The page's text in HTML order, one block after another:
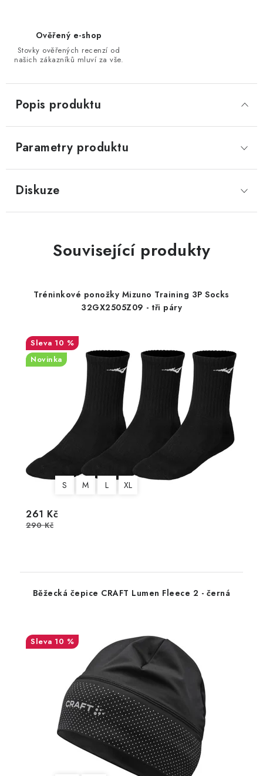
Ověřený e-shop
Stovky ověřených recenzí od
našich zákazníků mluví za vše.
Popis produktu
Parametry produktu
Diskuze
Související produkty
Tréninkové ponožky Mizuno Training 3P Socks
32GX2505Z09 - tři páry
10 %
Novinka
S M L XL
261 Kč
290 Kč
Běžecká čepice CRAFT Lumen Fleece 2 - černá
10 %